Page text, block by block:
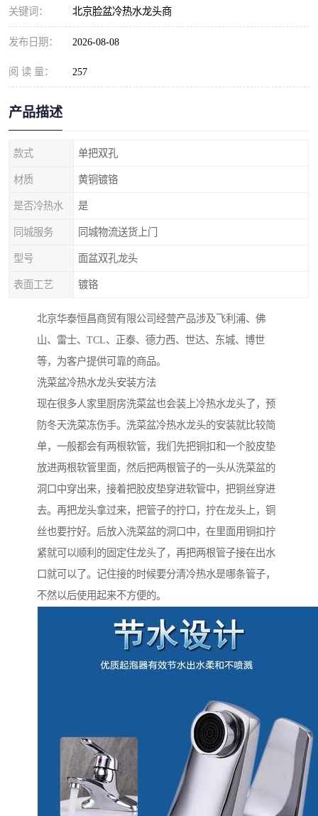
关键词： 北京脸盆冷热水龙头商
发布日期： 2026-08-08
阅 读 量： 257
产品描述
款式 单把双孔
材质 黄铜镀铬
是否冷热水 是
同城服务 同城物流送货上门
型号 面盆双孔龙头
表面工艺 镀铬
北京华泰恒昌商贸有限公司经营产品涉及飞利浦、佛
山、雷士、TCL、正泰、德力西、世达、东城、博世
等，为客户提供可靠的商品。
洗菜盆冷热水龙头安装方法
现在很多人家里厨房洗菜盆也会装上冷热水龙头了，预
防冬天洗菜冻伤手。洗菜盆冷热水龙头的安装就比较简
单，一般都会有两根软管，我们先把铜扣和一个胶皮垫
放进两根软管里面，然后把两根管子的一头从洗菜盆的
洞口中穿出来，接着把胶皮垫穿进软管中，把铜丝穿进
去。再把龙头拿过来，把管子的拧口，拧在龙头上，铜
丝也要拧好。后放入洗菜盆的洞口中，在里面用铜扣拧
紧就可以顺利的固定住龙头了，再把两根管子接在出水
口就可以了。记住接的时候要分清冷热水是哪条管子，
不然以后使用起来不方便的。